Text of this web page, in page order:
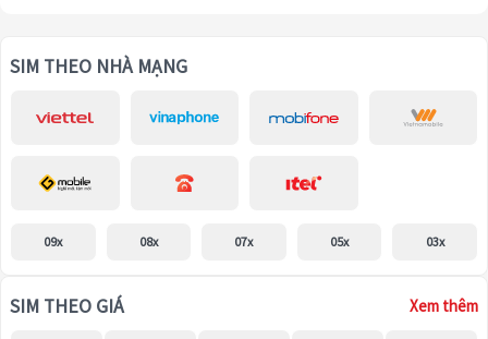
SIM THEO NHÀ MẠNG
09x 08x 07x 05x 03x
SIM THEO GIÁ Xem thêm